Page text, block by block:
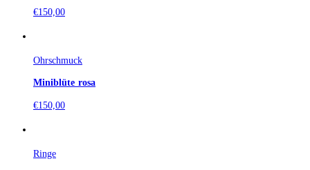
€150,00
Ohrschmuck
Miniblüte rosa
€150,00
Ringe